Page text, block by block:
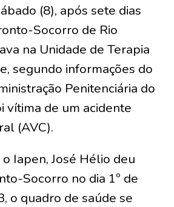
(8), após sete dias
Socorro de Rio
na Unidade de Terapia
segundo informações do
Penitenciária do
vítima de um acidente
(AVC).
Iapen, José Hélio deu
Socorro no dia 1º de
o quadro de saúde se